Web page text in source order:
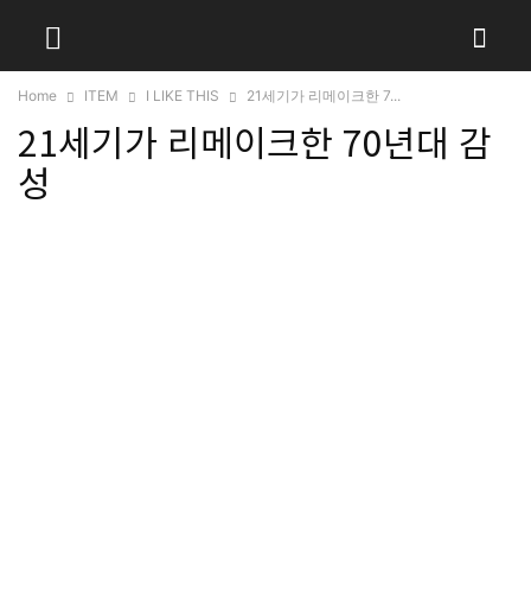
Home ITEM I LIKE THIS 21세기가 리메이크한 7...
21세기가 리메이크한 70년대 감
성